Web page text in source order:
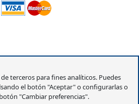
terceros para fines analíticos. Puedes
el botón "Aceptar" o configurarlas o
"Cambiar preferencias".